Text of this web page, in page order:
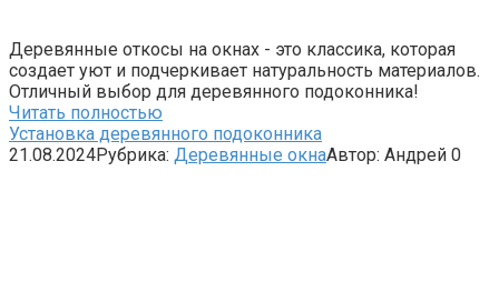
Деревянные откосы на окнах - это классика, которая
создает уют и подчеркивает натуральность материалов.
Отличный выбор для деревянного подоконника!
Читать полностью
Установка деревянного подоконника
21.08.2024Рубрика: Деревянные окнаАвтор: Андрей 0